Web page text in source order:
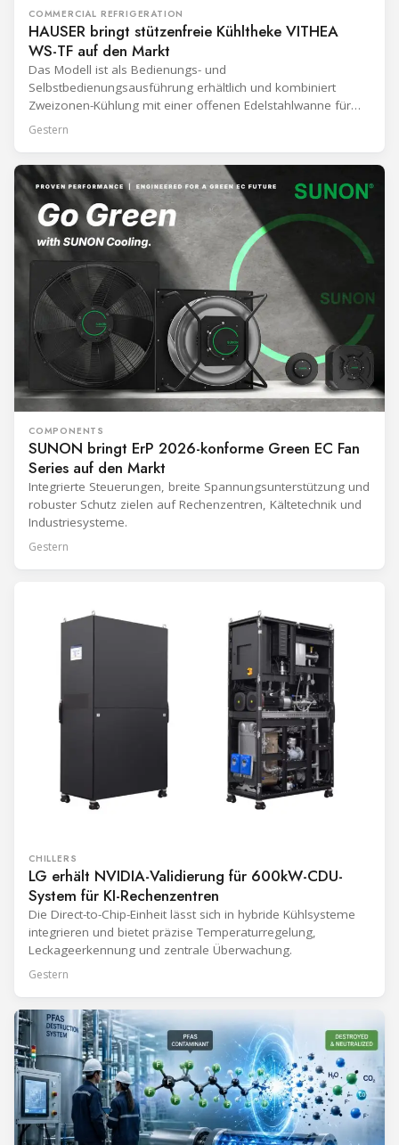
COMMERCIAL REFRIGERATION
HAUSER bringt stützenfreie Kühltheke VITHEA
WS-TF auf den Markt
Das Modell ist als Bedienungs- und
Selbstbedienungsausführung erhältlich und kombiniert
Zweizonen-Kühlung mit einer offenen Edelstahlwanne für
eine einfachere Reinigung.
Gestern
COMPONENTS
SUNON bringt ErP 2026-konforme Green EC Fan
Series auf den Markt
Integrierte Steuerungen, breite Spannungsunterstützung und
robuster Schutz zielen auf Rechenzentren, Kältetechnik und
Industriesysteme.
Gestern
CHILLERS
LG erhält NVIDIA-Validierung für 600kW-CDU-
System für KI-Rechenzentren
Die Direct-to-Chip-Einheit lässt sich in hybride Kühlsysteme
integrieren und bietet präzise Temperaturregelung,
Leckageerkennung und zentrale Überwachung.
Gestern